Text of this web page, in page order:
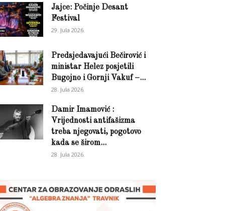
Jajce: Počinje Desant
Festival
29. Jula 2026.
Predsjedavajući Bečirović i
ministar Helez posjetili
Bugojno i Gornji Vakuf –...
28. Jula 2026.
Damir Imamović :
Vrijednosti antifašizma
treba njegovati, pogotovo
kada se širom...
28. Jula 2026.